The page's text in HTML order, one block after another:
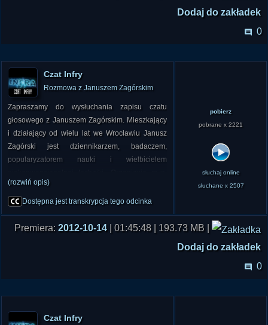
Dodaj do zakładek
0
Czat Infry
Rozmowa z Januszem Zagórskim
Zapraszamy do wysłuchania zapisu czatu
głosowego z Januszem Zagórskim. Mieszkający
i działający od wielu lat we Wrocławiu Janusz
Zagórski jest dziennikarzem, badaczem,
popularyzatorem nauki i wielbicielem
Forum Niekonwencjonalnych Wynalazków
Konstrukcji i Pomysłów, UFO Forum oraz Zlot
nasze zaproszenie na czata, który odbył się 14
(rozwiń opis)
Dostępna jest transkrypcja tego odcinka
pobierz
pobrane x 2221
słuchaj online
słuchane x 2507
Premiera: 2012-10-14 | 01:45:48 | 193.73 MB |
Dodaj do zakładek
0
Czat Infry